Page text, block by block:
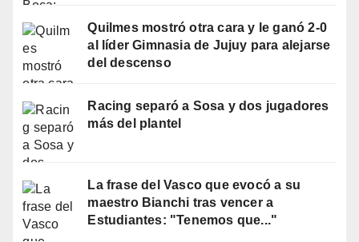
Quilmes mostró otra cara y le ganó 2-0
al líder Gimnasia de Jujuy para alejarse
del descenso
Racing separó a Sosa y dos jugadores
más del plantel
La frase del Vasco que evocó a su
maestro Bianchi tras vencer a
Estudiantes: "Tenemos que..."